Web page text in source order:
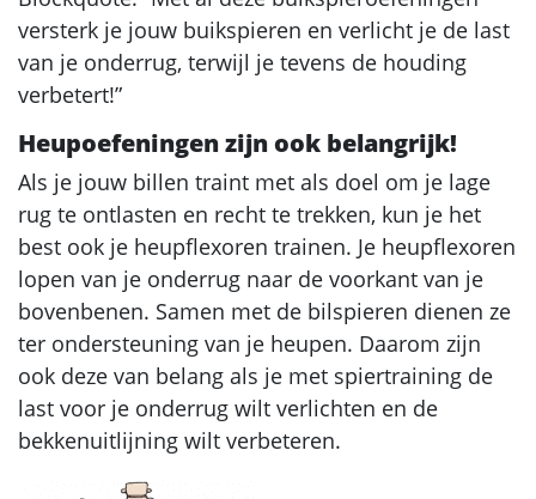
versterk je jouw buikspieren en verlicht je de last
van je onderrug, terwijl je tevens de houding
verbetert!”
Heupoefeningen zijn ook belangrijk!
Als je jouw billen traint met als doel om je lage
rug te ontlasten en recht te trekken, kun je het
best ook je heupflexoren trainen. Je heupflexoren
lopen van je onderrug naar de voorkant van je
bovenbenen. Samen met de bilspieren dienen ze
ter ondersteuning van je heupen. Daarom zijn
ook deze van belang als je met spiertraining de
last voor je onderrug wilt verlichten en de
bekkenuitlijning wilt verbeteren.